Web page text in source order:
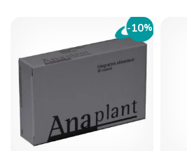
-10%